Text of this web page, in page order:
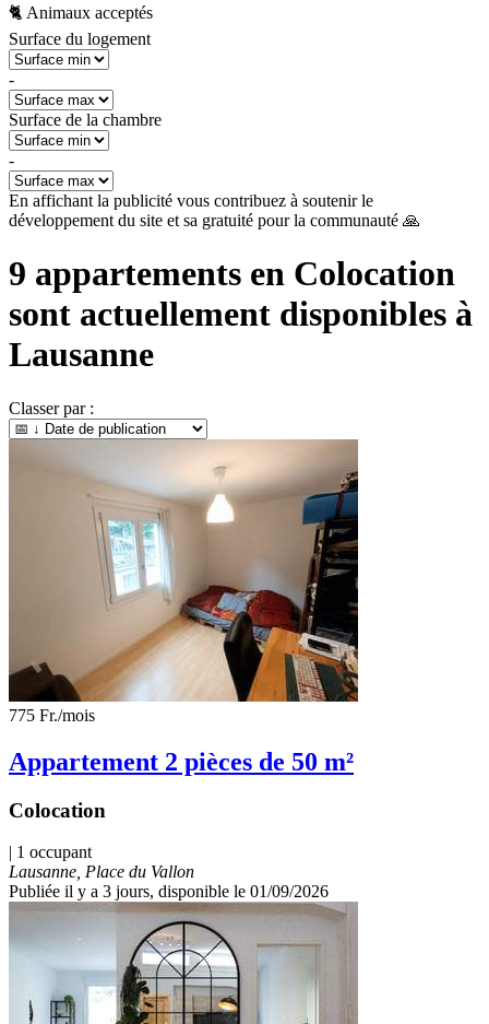
🐈 Animaux acceptés
Surface du logement
-
Surface de la chambre
-
En affichant la publicité vous contribuez à soutenir le
développement du site et sa gratuité pour la communauté 🙏
9 appartements en Colocation
sont actuellement disponibles à
Lausanne
Classer par :
775 Fr./mois
Appartement 2 pièces de 50 m²
Colocation
| 1 occupant
Lausanne, Place du Vallon
Publiée il y a 3 jours, disponible le 01/09/2026